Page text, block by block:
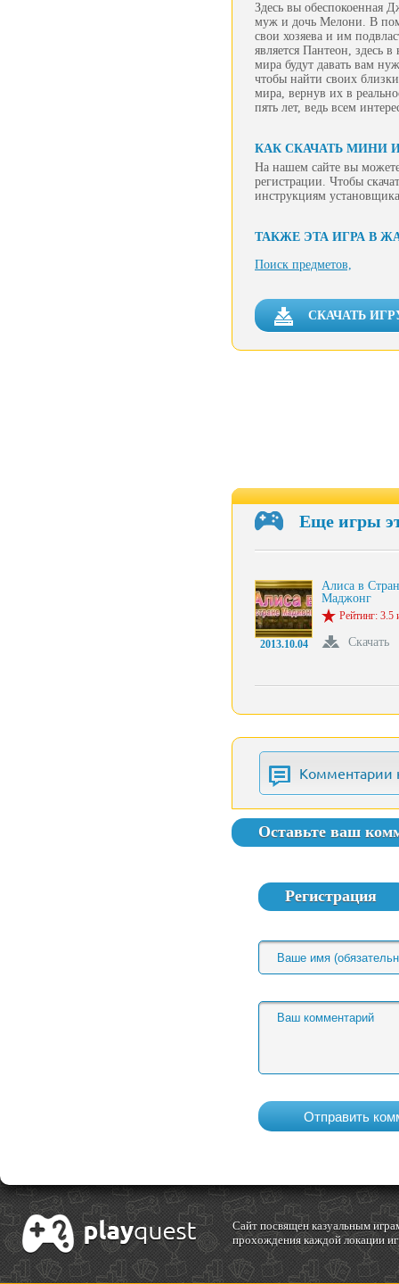
Здесь вы обеспокоенная
муж и дочь Мелони. В
свои хозяева и им
является Пантеон, здесь
мира будут давать вам
чтобы найти своих
мира, вернув их в
пять лет, ведь всем
КАК СКАЧАТЬ МИНИ
На нашем сайте вы
регистрации. Чтобы
инструкциям
ТАКЖЕ ЭТА ИГРА В
Поиск предметов,
СКАЧАТЬ
Еще игры
2013.10.04
Алиса в
Маджонг
Рейтинг: 3.5
Скачать
Комментарии
Оставьте ваш
Регистрация
Cайт посвящен казуальным
прохождения каждой локации